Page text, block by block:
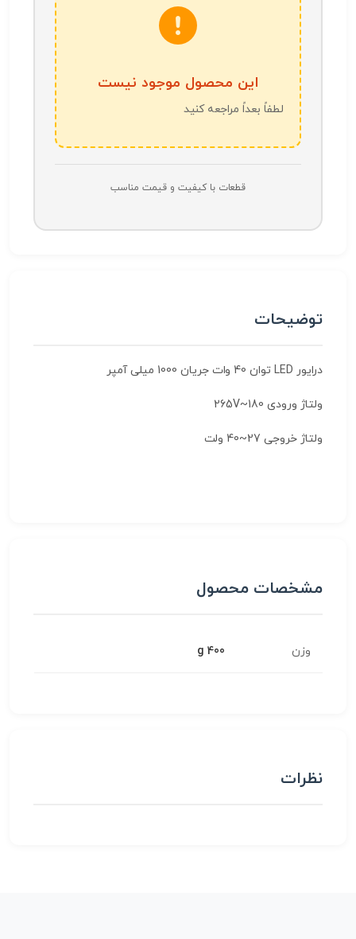
این محصول موجود نیست
لطفاً بعداً مراجعه کنید
قطعات با کیفیت و قیمت مناسب
توضیحات
درایور LED توان 40 وات جریان 1000 میلی آمپر
ولتاژ ورودی 180~265V
ولتاژ خروجی 27~40 ولت
مشخصات محصول
وزن 400 g
نظرات